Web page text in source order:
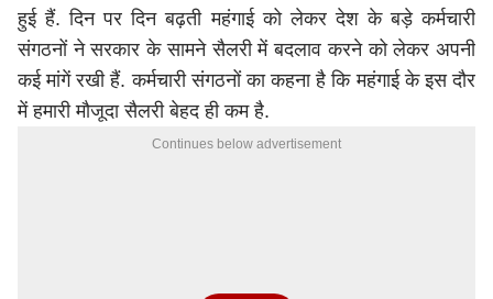
हुई हैं. दिन पर दिन बढ़ती महंगाई को लेकर देश के बड़े कर्मचारी
संगठनों ने सरकार के सामने सैलरी में बदलाव करने को लेकर अपनी
कई मांगें रखी हैं. कर्मचारी संगठनों का कहना है कि महंगाई के इस दौर
में हमारी मौजूदा सैलरी बेहद ही कम है.
Continues below advertisement